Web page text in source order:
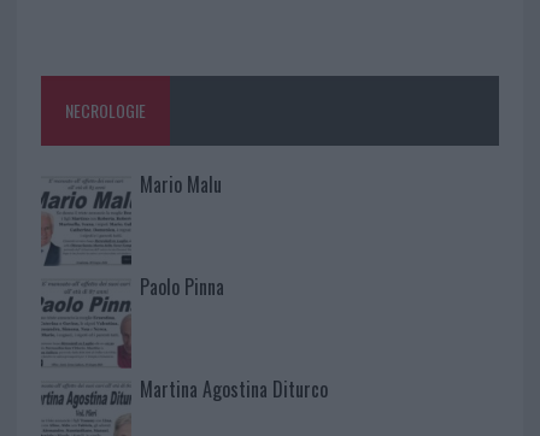
NECROLOGIE
Mario Malu
Paolo Pinna
Martina Agostina Diturco